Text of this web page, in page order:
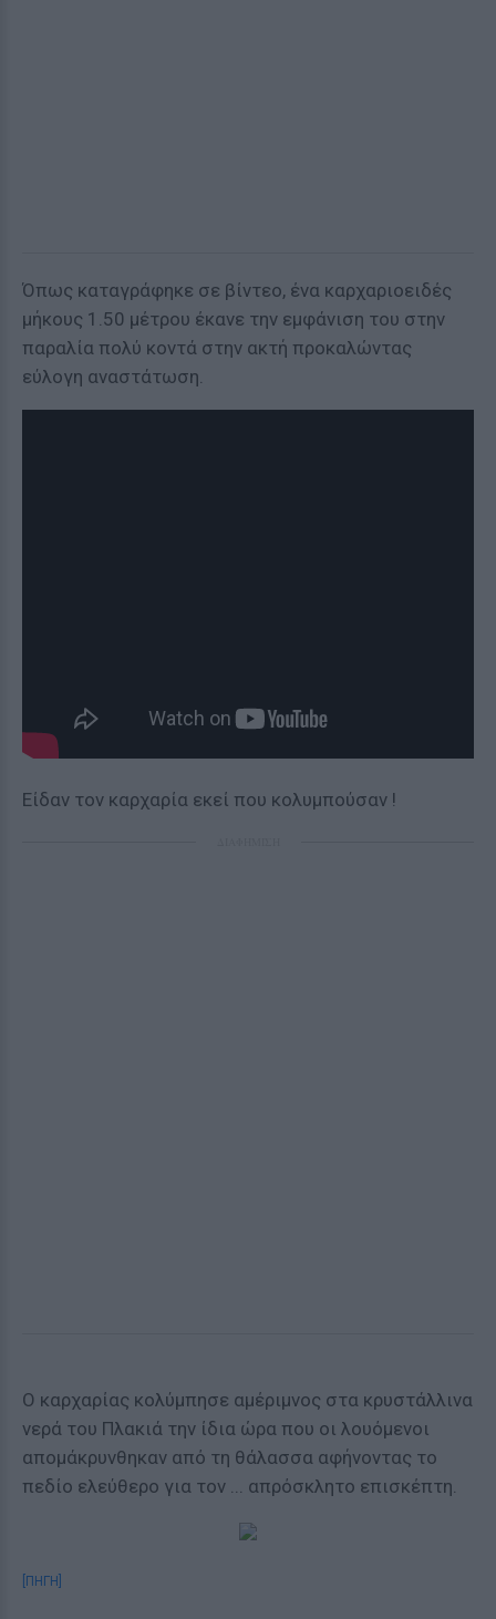
Όπως καταγράφηκε σε βίντεο, ένα καρχαριοειδές
μήκους 1.50 μέτρου έκανε την εμφάνιση του στην
παραλία πολύ κοντά στην ακτή προκαλώντας
εύλογη αναστάτωση.
Είδαν τον καρχαρία εκεί που κολυμπούσαν !
Ο καρχαρίας κολύμπησε αμέριμνος στα κρυστάλλινα
νερά του Πλακιά την ίδια ώρα που οι λουόμενοι
απομάκρυνθηκαν από τη θάλασσα αφήνοντας το
πεδίο ελεύθερο για τον ... απρόσκλητο επισκέπτη.
[ΠΗΓΗ]